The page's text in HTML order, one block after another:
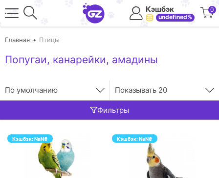
Кэшбэк
undefined%
0
Главная Птицы
Попугаи, канарейки, амадины
По умолчанию Показывать 20
Фильтры
Кэшбэк:NaN₴ Кэшбэк:NaN₴